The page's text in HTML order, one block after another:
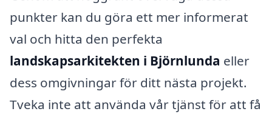
punkter kan du göra ett mer informerat
val och hitta den perfekta
landskapsarkitekten i Björnlunda eller
dess omgivningar för ditt nästa projekt.
Tveka inte att använda vår tjänst för att få